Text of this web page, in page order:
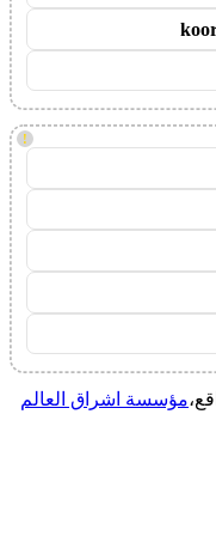
!
مؤسسة اشراق العالم